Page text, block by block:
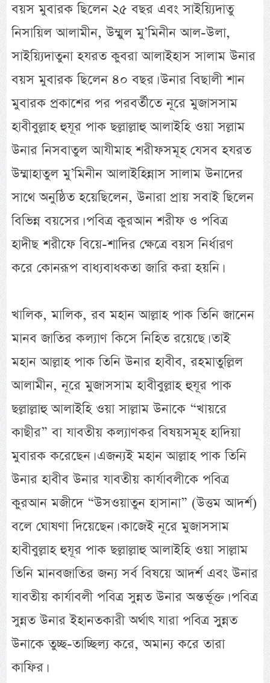
বয়স মুবারক ছিলেন ২৫ বছর এবং সাইয়্যিদাতু
নিসায়িল আলামীন, উম্মুল মু’মিনীন আল-উলা,
সাইয়্যিদাতুনা হযরত কুবরা আলাইহাস সালাম উনার
বয়স মুবারক ছিলেন ৪০ বছর। উনার বিছালী শান
মুবারক প্রকাশের পর পরবর্তীতে নূরে মুজাসসাম
হাবীবুল্লাহ হুযূর পাক ছল্লাল্লাহু আলাইহি ওয়া সল্লাম
উনার নিসবাতুল আযীমাহ শরীফসমূহ যেসব হযরত
উম্মাহাতুল মু’মিনীন আলাইহিন্নাস সালাম উনাদের
সাথে অনুষ্ঠিত হয়েছিলেন, উনারা প্রায় সবাই ছিলেন
বিভিন্ন বয়সের। পবিত্র কুরআন শরীফ ও পবিত্র
হাদীছ শরীফে বিয়ে-শাদির ক্ষেত্রে বয়স নির্ধারণ
করে কোনরূপ বাধ্যবাধকতা জারি করা হয়নি।
খালিক, মালিক, রব মহান আল্লাহ পাক তিনি জানেন
মানব জাতির কল্যাণ কিসে নিহিত রয়েছে। তাই
মহান আল্লাহ পাক তিনি উনার হাবীব, রহমাতুল্লিল
আলামীন, নূরে মুজাসসাম হাবীবুল্লাহ হুযূর পাক
ছল্লাল্লাহু আলাইহি ওয়া সাল্লাম উনাকে “খায়রে
কাছীর” বা যাবতীয় কল্যাণকর বিষয়সমূহ হাদিয়া
মুবারক করেছেন। এজন্যই মহান আল্লাহ পাক তিনি
উনার হাবীব উনার যাবতীয় কার্যাবলীকে পবিত্র
কুরআন মজীদে “উসওয়াতুন হাসানা” (উত্তম আদর্শ)
বলে ঘোষণা দিয়েছেন। কাজেই নূরে মুজাসসাম
হাবীবুল্লাহ হুযূর পাক ছল্লাল্লাহু আলাইহি ওয়া সাল্লাম
তিনি মানবজাতির জন্য সর্ব বিষয়ে আদর্শ এবং উনার
যাবতীয় কার্যাবলী পবিত্র সুন্নত উনার অন্তর্ভূক্ত। পবিত্র
সুন্নত উনার ইহানতকারী অর্থাৎ যারা পবিত্র সুুন্নত
উনাকে তুচ্ছ-তাচ্ছিল্য করে, অমান্য করে তারা
কাফির।